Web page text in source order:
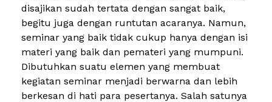
disajikan sudah tertata dengan sangat baik,
begitu juga dengan runtutan acaranya. Namun,
seminar yang baik tidak cukup hanya dengan isi
materi yang baik dan pemateri yang mumpuni.
Dibutuhkan suatu elemen yang membuat
kegiatan seminar menjadi berwarna dan lebih
berkesan di hati para pesertanya. Salah satunya